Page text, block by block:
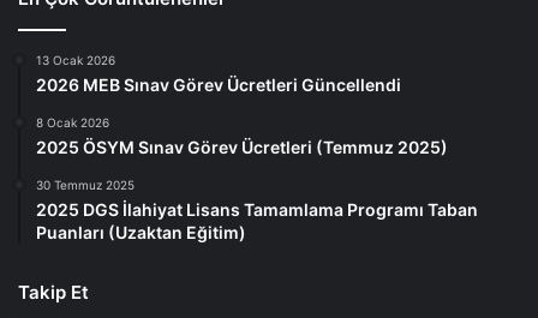
13 Ocak 2026
2026 MEB Sınav Görev Ücretleri Güncellendi
8 Ocak 2026
2025 ÖSYM Sınav Görev Ücretleri (Temmuz 2025)
30 Temmuz 2025
2025 DGS İlahiyat Lisans Tamamlama Programı Taban
Puanları (Uzaktan Eğitim)
Takip Et